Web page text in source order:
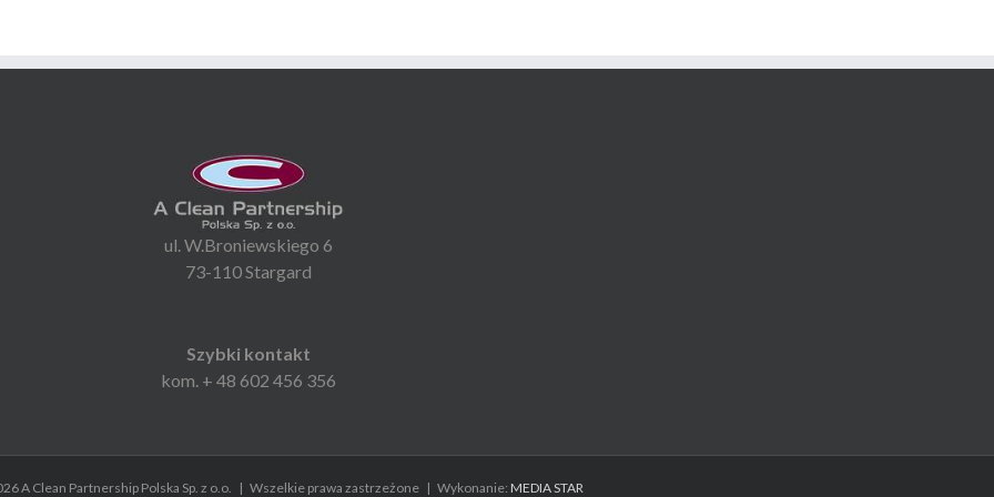
ul. W.Broniewskiego 6
73-110 Stargard
Szybki kontakt
kom. + 48 602 456 356
A Clean Partnership Polska Sp. z o.o. | Wszelkie prawa zastrzeżone | Wykonanie: MEDIA STAR